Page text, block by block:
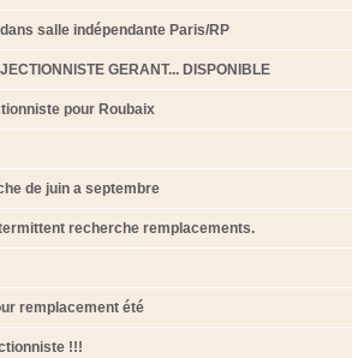
salle indépendante Paris/RP
GERANT... DISPONIBLE
pour Roubaix
de juin a septembre
recherche remplacements.
remplacement été
!!!